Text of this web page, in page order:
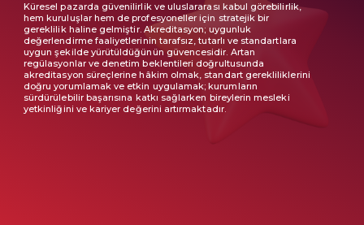
Küresel pazarda güvenilirlik ve uluslararası kabul görebilirlik,
hem kuruluşlar hem de profesyoneller için stratejik bir
gereklilik haline gelmiştir. Akreditasyon; uygunluk
değerlendirme faaliyetlerinin tarafsız, tutarlı ve standartlara
uygun şekilde yürütüldüğünün güvencesidir. Artan
regülasyonlar ve denetim beklentileri doğrultusunda
akreditasyon süreçlerine hâkim olmak, standart gerekliliklerini
doğru yorumlamak ve etkin uygulamak; kurumların
sürdürülebilir başarısına katkı sağlarken bireylerin mesleki
yetkinliğini ve kariyer değerini artırmaktadır.